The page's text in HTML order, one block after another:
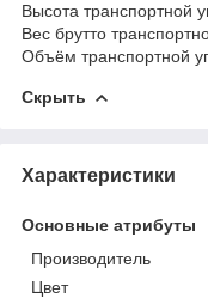
Высота транспортной
Вес брутто
Объём транспортной
Скрыть
Характеристики
Основные атрибуты
Производитель
Цвет